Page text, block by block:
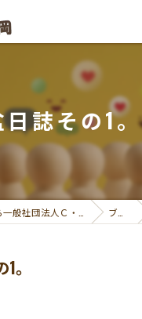
日誌その1。
ブログ
。